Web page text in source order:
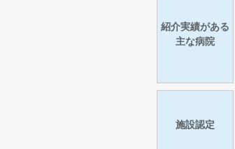
紹介実績がある
主な病院
施設認定